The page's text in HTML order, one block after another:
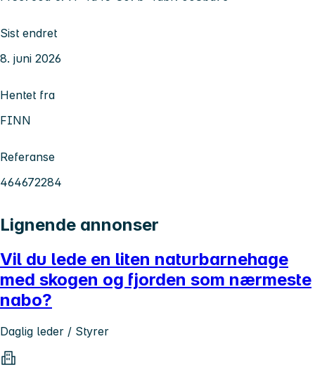
Sist endret
8. juni 2026
Hentet fra
FINN
Referanse
464672284
Lignende annonser
Vil du lede en liten naturbarnehage
med skogen og fjorden som nærmeste
nabo?
Daglig leder / Styrer